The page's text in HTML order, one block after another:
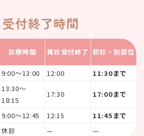
付終了時間
診療時間 再診受付終了 初診・別部位
9:00〜13:00 12:00 11:30まで
13:30〜
18:15
17:30 17:00まで
9:00〜12:45 12:15
11:45まで
休診 — —